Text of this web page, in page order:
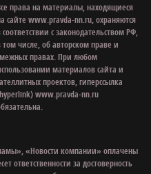
права на материалы, находящиеся
сайте www.pravda-nn.ru, охраняются
соответствии с законодательством РФ,
том числе, об авторском праве и
правах. При любом
материалов сайта и
проектов, гиперссылка
www.pravda-nn.ru
«Новости компании» оплачены
ответственности за достоверность